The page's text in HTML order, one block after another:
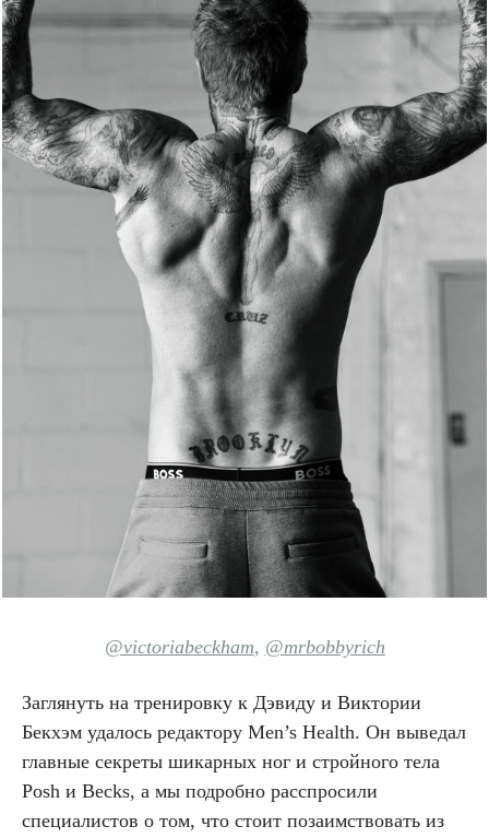
@victoriabeckham, @mrbobbyrich
Заглянуть на тренировку к Дэвиду и Виктории
Бекхэм удалось редактору Men’s Health. Он выведал
главные секреты шикарных ног и стройного тела
Posh и Becks, а мы подробно расспросили
специалистов о том, что стоит позаимствовать из